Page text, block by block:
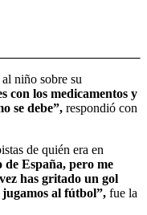
niño sobre su
con los medicamentos y
se debe”, respondió con
de quién era en
España, pero me
has gritado un gol
jugamos al fútbol”, fue la